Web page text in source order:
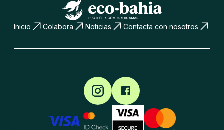
Inicio Colabora Noticias Contacta con nosotros